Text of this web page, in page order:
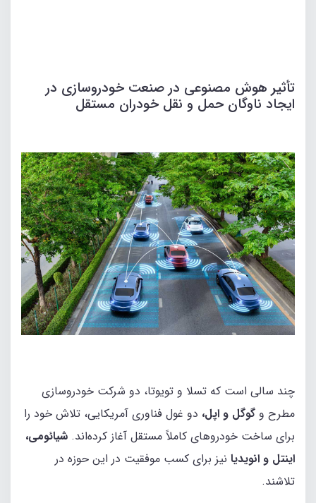
تأثیر هوش مصنوعی در صنعت خودروسازی در
ایجاد ناوگان حمل‌ و نقل خودران مستقل
چند سالی است که تسلا و تویوتا، دو شرکت خودروسازی
مطرح و گوگل و اپل، دو غول فناوری آمریکایی، تلاش خود را
برای ساخت خودروهای کاملاً مستقل آغاز کرده‌اند. شیائومی،
اینتل و انویدیا نیز برای کسب موفقیت در این‌ حوزه در
تلاشند.